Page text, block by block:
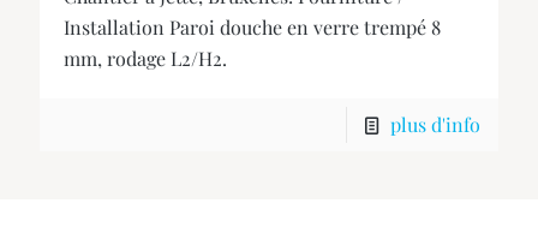
Installation Paroi douche en verre trempé 8
mm, rodage L2/H2.
plus d'info